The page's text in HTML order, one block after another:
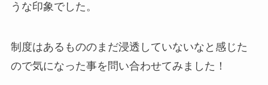
うな印象でした。
制度はあるもののまだ浸透していないなと感じた
ので気になった事を問い合わせてみました！